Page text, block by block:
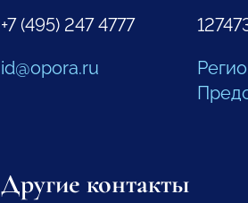
+7 (495) 247 4777
id@opora.ru
Другие контакты